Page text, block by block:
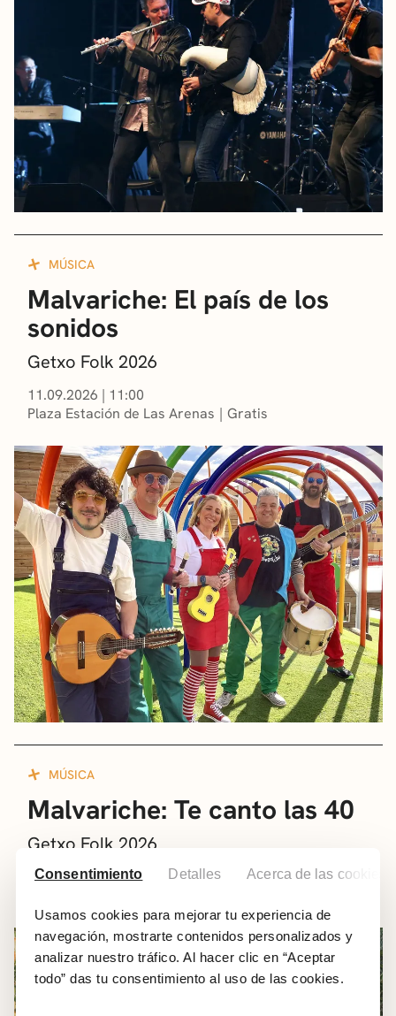
Consentimiento Detalles Acerca de las cookies
Usamos cookies para mejorar tu experiencia de
navegación, mostrarte contenidos personalizados y
analizar nuestro tráfico. Al hacer clic en “Aceptar
todo” das tu consentimiento al uso de las cookies.
MÚSICA
Malvariche: El país de los
sonidos
Getxo Folk 2026
11.09.2026 | 11:00
Plaza Estación de Las Arenas
Gratis
MÚSICA
Malvariche: Te canto las 40
Getxo Folk 2026
11.09.2026|13:00